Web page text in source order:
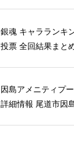
銀魂 キャラランキ
投票 全回結果まと
因島アメニティプ
詳細情報 尾道市因